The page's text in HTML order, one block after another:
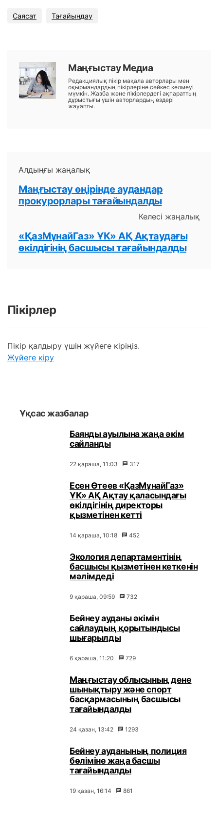
Саясат Тағайындау
Маңғыстау Медиа
Редакциялық пікір мақала авторлары мен
оқырмандардың пікірлеріне сәйкес келмеуі
мүмкін. Жазба және пікірлердегі ақпараттың
дұрыстығы үшін авторлардың өздері
жауапты.
Алдыңғы жаңалық
Маңғыстау өңірінде аудандар
прокурорлары тағайындалды
Келесі жаңалық
«ҚазМұнайГаз» ҰК» АҚ Ақтаудағы
өкілдігінің басшысы тағайындалды
Пікірлер
Пікір қалдыру үшін жүйеге кіріңіз.
Жүйеге кіру
Ұқсас жазбалар
Баянды ауылына жаңа әкім
сайланды
22 қараша, 11:03 317
Есен Өтеев «ҚазМұнайГаз»
ҰК» АҚ Ақтау қаласындағы
өкілдігінің директоры
қызметінен кетті
14 қараша, 10:18 452
Экология департаментінің
басшысы қызметінен кеткенін
мәлімдеді
9 қараша, 09:59 732
Бейнеу ауданы әкімін
сайлаудың қорытындысы
шығарылды
6 қараша, 11:20 729
Маңғыстау облысының дене
шынықтыру және спорт
басқармасының басшысы
тағайындалды
24 қазан, 13:42 1293
Бейнеу ауданының полиция
бөліміне жаңа басшы
тағайындалды
19 қазан, 16:14 861